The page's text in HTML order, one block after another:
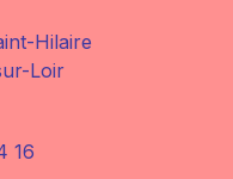
Hilaire
Loir
16